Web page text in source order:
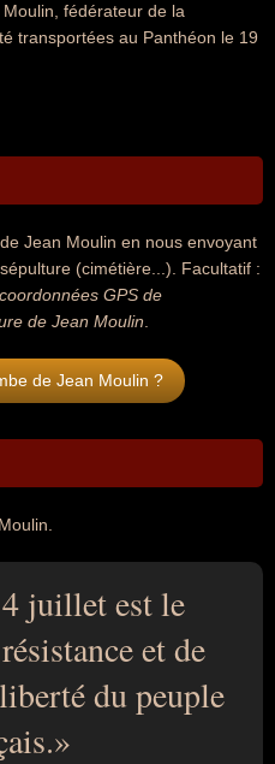
fédérateur de la
transportées au Panthéon le 19
Jean Moulin en nous envoyant
(cimétière...). Facultatif :
GPS de
de Jean Moulin
de Jean Moulin ?
juillet est le
et de
du peuple